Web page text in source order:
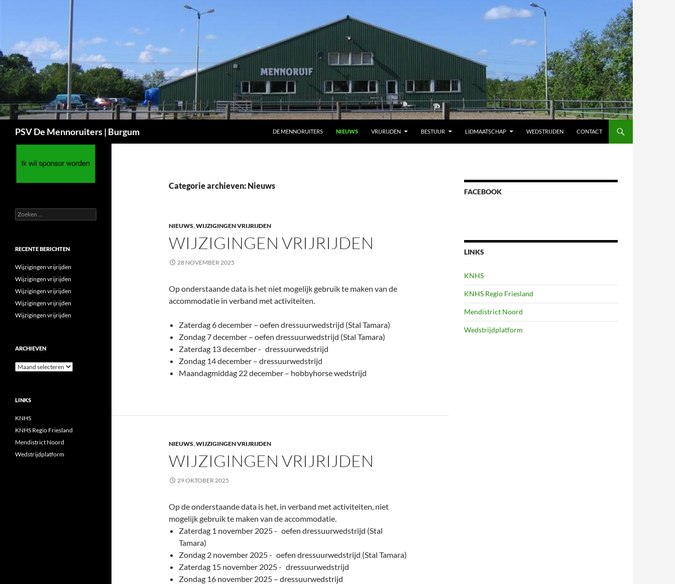
inhoud
PSV De Mennoruiters | Burgum DE MENNORUITERS NIEUWS VRIJRIJDEN BESTUUR LIDMAATSCHAP WEDSTRIJDEN CONTACT
Categorie archieven: Nieuws
NIEUWS,WIJZIGINGEN VRIJRIJDEN
WIJZIGINGEN VRIJRIJDEN
28 NOVEMBER 2025
Op onderstaande data is het niet mogelijk gebruik te maken van de
accommodatie in verband met activiteiten.
Zaterdag 6 december – oefen dressuurwedstrijd (Stal Tamara)
Zondag 7 december – oefen dressuurwedstrijd (Stal Tamara)
Zaterdag 13 december - dressuurwedstrijd
Zondag 14 december – dressuurwedstrijd
Maandagmiddag 22 december – hobbyhorse wedstrijd
NIEUWS,WIJZIGINGEN VRIJRIJDEN
WIJZIGINGEN VRIJRIJDEN
29 OKTOBER 2025
Op de onderstaande data is het, in verband met activiteiten, niet
mogelijk gebruik te maken van de accommodatie.
Zaterdag 1 november 2025 - oefen dressuurwedstrijd (Stal
Tamara)
Zondag 2 november 2025 - oefen dressuurwedstrijd (Stal Tamara)
Zaterdag 15 november 2025 - dressuurwedstrijd
Zondag 16 november 2025 – dressuurwedstrijd
FACEBOOK
LINKS
KNHS
KNHS Regio Friesland
Mendistrict Noord
Wedstrijdplatform
Zoeken
naar:
RECENTE BERICHTEN
Wijzigingen vrijrijden
Wijzigingen vrijrijden
Wijzigingen vrijrijden
Wijzigingen vrijrijden
Wijzigingen vrijrijden
ARCHIEVEN
Archieven
LINKS
KNHS
KNHS Regio Friesland
Mendistrict Noord
Wedstrijdplatform